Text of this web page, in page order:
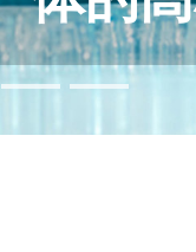
化学